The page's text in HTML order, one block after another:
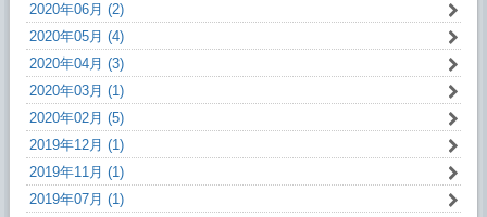
2020年06月 (2)
2020年05月 (4)
2020年04月 (3)
2020年03月 (1)
2020年02月 (5)
2019年12月 (1)
2019年11月 (1)
2019年07月 (1)